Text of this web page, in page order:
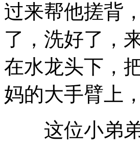
过来帮他搓背
了，洗好了，
在水龙头下，
妈的大手臂上
这位小弟弟